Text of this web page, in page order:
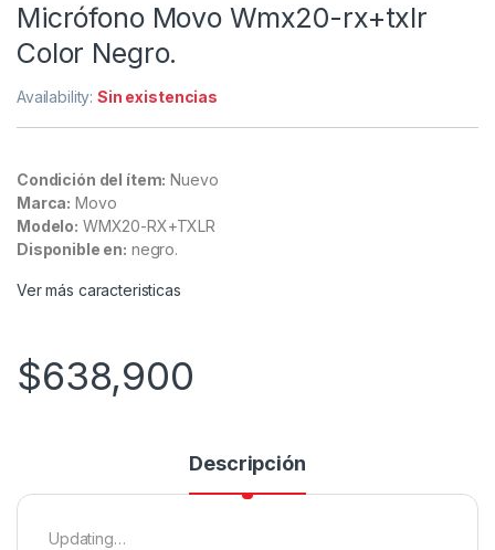
Micrófono Movo Wmx20-rx+txlr
Color Negro.
Availability:Sin existencias
Condición del ítem: Nuevo
Marca: Movo
Modelo: WMX20-RX+TXLR
Disponible en: negro.
Ver más caracteristicas
$638,900
Descripción
Updating…